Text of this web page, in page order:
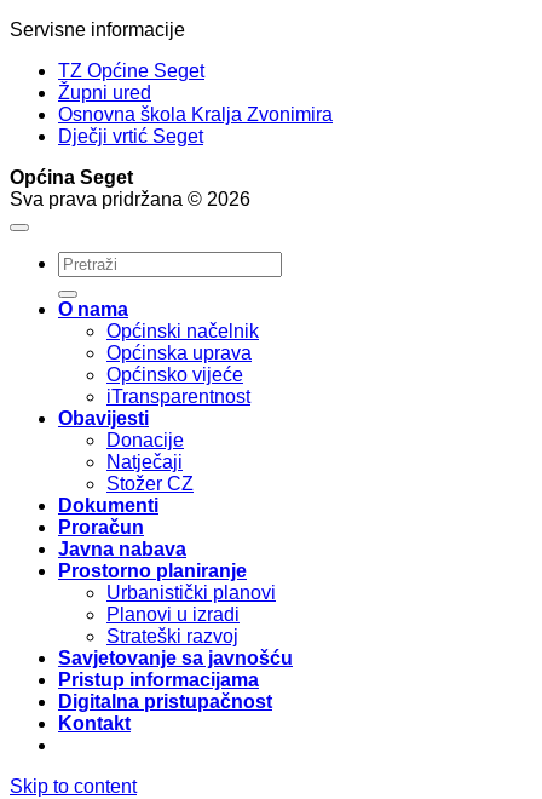
Servisne informacije
TZ Općine Seget
Župni ured
Osnovna škola Kralja Zvonimira
Dječji vrtić Seget
Općina Seget
Sva prava pridržana © 2026
O nama
Općinski načelnik
Općinska uprava
Općinsko vijeće
iTransparentnost
Obavijesti
Donacije
Natječaji
Stožer CZ
Dokumenti
Proračun
Javna nabava
Prostorno planiranje
Urbanistički planovi
Planovi u izradi
Strateški razvoj
Savjetovanje sa javnošću
Pristup informacijama
Digitalna pristupačnost
Kontakt
Skip to content